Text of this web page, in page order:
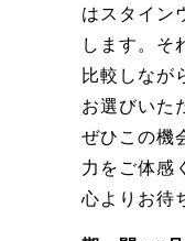
はスタイン
します。そ
比較しなが
お選びいた
ぜひこの機
力をご体感
心よりお待